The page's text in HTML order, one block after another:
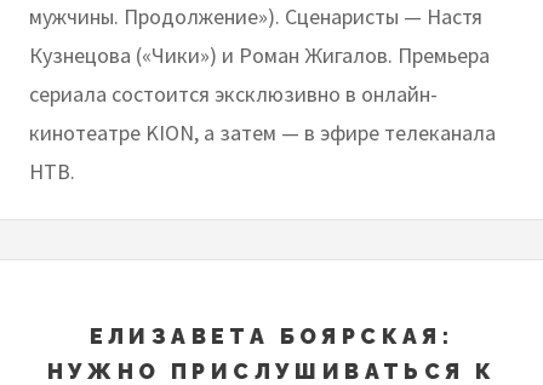
мужчины. Продолжение»). Сценаристы — Настя
Кузнецова («Чики») и Роман Жигалов. Премьера
сериала состоится эксклюзивно в онлайн-
кинотеатре KION, а затем — в эфире телеканала
НТВ.
ЕЛИЗАВЕТА БОЯРСКАЯ:
НУЖНО ПРИСЛУШИВАТЬСЯ К